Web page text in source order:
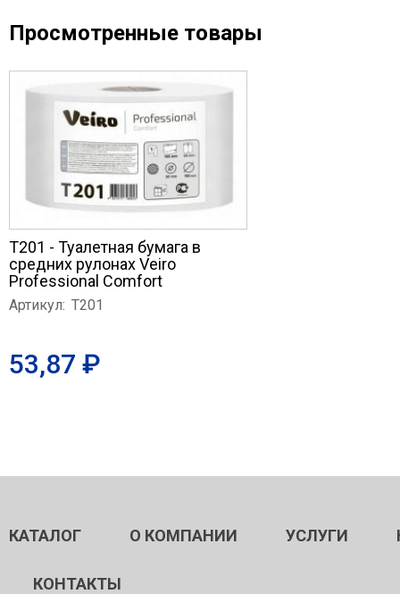
Просмотренные товары
T201 - Туалетная бумага в
средних рулонах Veiro
Professional Comfort
Артикул: T201
53,87 ₽
КАТАЛОГ О КОМПАНИИ УСЛУГИ
КОНТАКТЫ